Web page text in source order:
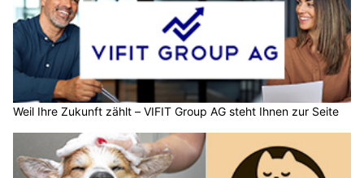
Weil Ihre Zukunft zählt – VIFIT Group AG steht Ihnen zur Seite